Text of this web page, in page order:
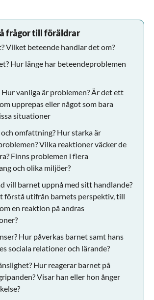
frågor till föräldrar
Vilket beteende handlar det om?
Hur länge har beteendeproblemen
Hur vanliga är problemen? Är det ett
upprepas eller något som bara
situationer
omfattning? Hur starka är
Vilka reaktioner väcker de
Finns problemen i flera
och olika miljöer?
vill barnet uppnå med sitt handlande?
förstå utifrån barnets perspektiv, till
en reaktion på andras
Hur påverkas barnet samt hans
sociala relationer och lärande?
Hur reagerar barnet på
Visar han eller hon ånger